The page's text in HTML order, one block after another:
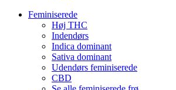
Feminiserede
Høj THC
Indendørs
Indica dominant
Sativa dominant
Udendørs feminiserede
CBD